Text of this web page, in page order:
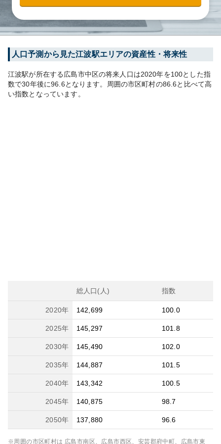
人口予測から見た江波駅エリアの資産性・将来性
江波駅が所在する広島市中区の将来人口は2020年を100とした指
数で30年後に96.6となります。 周囲の市区町村の86.6と比べて高
い指数となっています。
総人口(人) 指数
2020年 142,699 100.0
2025年 145,297 101.8
2030年 145,490 102.0
2035年 144,887 101.5
2040年 143,342 100.5
2045年 140,875 98.7
2050年 137,880 96.6
※周囲の市区町村は 広島市南区、広島市西区、安芸郡府中町、広島市東